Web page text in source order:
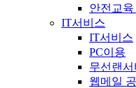
안전교
IT서비스
IT서비스
PC이용
무선랜서
웹메일